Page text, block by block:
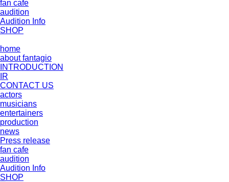
fan cafe
audition
Audition Info
SHOP
home
about fantagio
INTRODUCTION
IR
CONTACT US
actors
musicians
entertainers
production
news
Press release
fan cafe
audition
Audition Info
SHOP